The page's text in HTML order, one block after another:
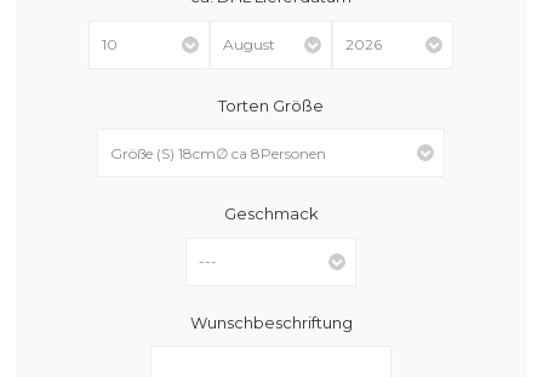
Torten Größe
Geschmack
Wunschbeschriftung